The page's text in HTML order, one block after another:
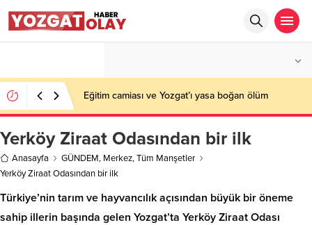
Eğitim camiası ve Yozgat’ı yasa boğan ölüm
Yerköy Ziraat Odasından bir ilk
Anasayfa GÜNDEM, Merkez,Tüm Manşetler
Yerköy Ziraat Odasından bir ilk
Türkiye’nin tarım ve hayvancılık açısından büyük bir öneme
sahip illerin başında gelen Yozgat’ta Yerköy Ziraat Odası